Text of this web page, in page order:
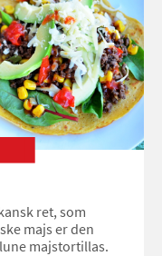
ret, som
majs er den
majstortillas.